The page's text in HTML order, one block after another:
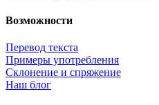
Возможности
Перевод текста
Примеры употребления
Склонение и спряжение
Наш блог